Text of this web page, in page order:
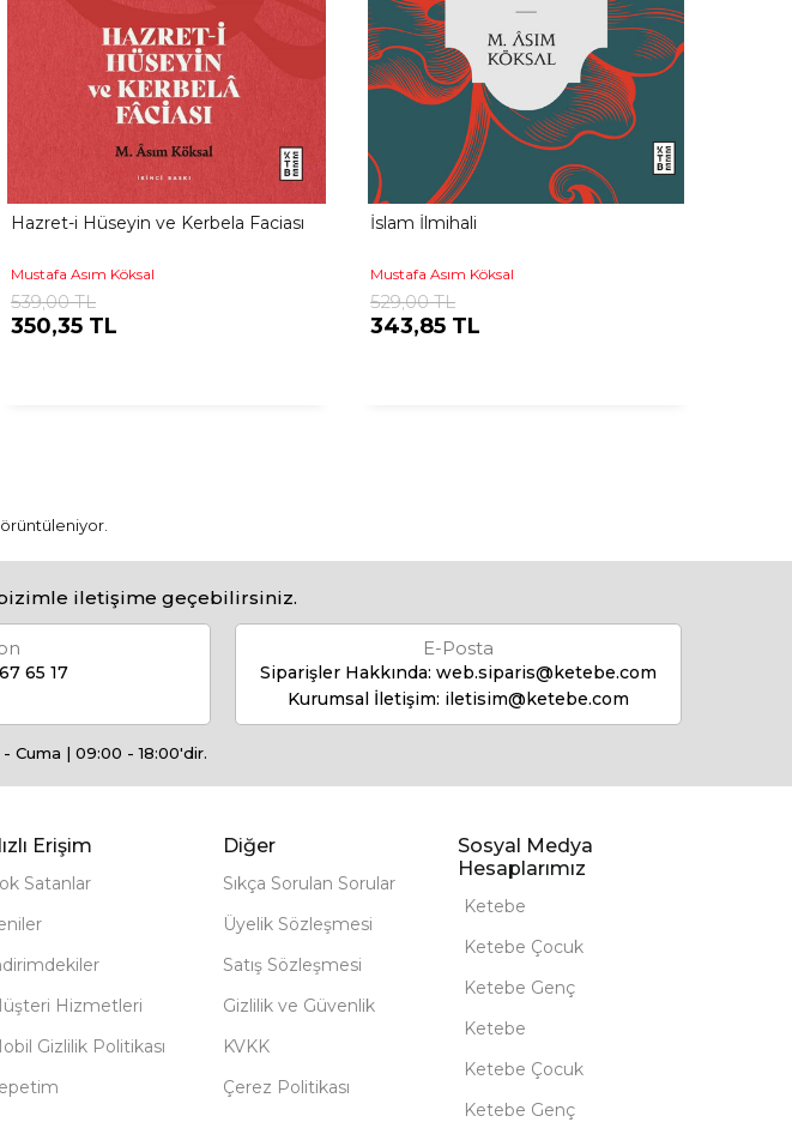
Hazret-i Hüseyin ve Kerbela Faciası
Mustafa Asım Köksal
539,00 TL
350,35 TL
İslam İlmihali
Mustafa Asım Köksal
529,00 TL
343,85 TL
iletişime geçebilirsiniz.
65 17
E-Posta
Siparişler Hakkında: web.siparis@ketebe.com
Kurumsal İletişim: iletisim@ketebe.com
Cuma | 09:00 - 18:00'dir.
Erişim
Satanlar
Hizmetleri
Gizlilik Politikası
Diğer
Sıkça Sorulan Sorular
Üyelik Sözleşmesi
Satış Sözleşmesi
Gizlilik ve Güvenlik
KVKK
Çerez Politikası
Sosyal Medya
Hesaplarımız
Ketebe
Ketebe Çocuk
Ketebe Genç
Ketebe
Ketebe Çocuk
Ketebe Genç